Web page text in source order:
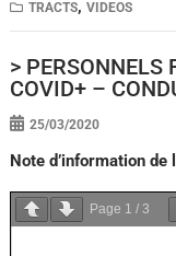
TRACTS,VIDEOS
> PERSONNELS
COVID+ –
25/03/2020
Note d’information de
Page 1 /3